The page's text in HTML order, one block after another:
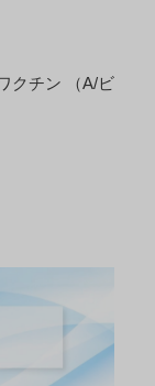
クチン （A/ビ